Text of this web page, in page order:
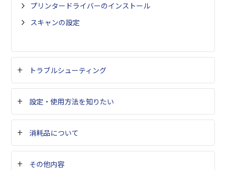
プリンタードライバーのインストール
スキャンの設定
トラブルシューティング
設定・使用方法を知りたい
消耗品について
その他内容